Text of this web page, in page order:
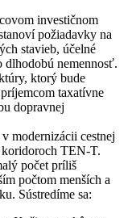
investičnom
požiadavky na
stavieb, účelné
dlhodobú nemennosť.
ktorý bude
taxatívne
dopravnej
modernizácii cestnej
koridoroch TEN-T.
počet príliš
počtom menších a
Sústredíme sa: